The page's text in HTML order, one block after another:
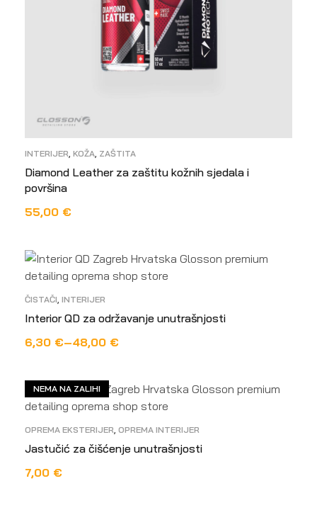
INTERIJER, KOŽA, ZAŠTITA
Diamond Leather za zaštitu kožnih sjedala i
površina
55,00 €
ČISTAČI, INTERIJER
Interior QD za održavanje unutrašnjosti
6,30 €–48,00 €
NEMA NA ZALIHI
OPREMA EKSTERIJER, OPREMA INTERIJER
Jastučić za čišćenje unutrašnjosti
7,00 €